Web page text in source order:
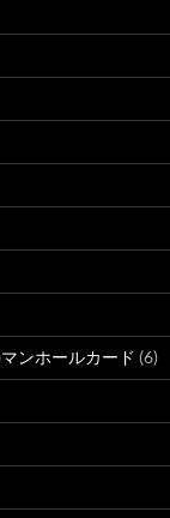
ンホールカード (6)